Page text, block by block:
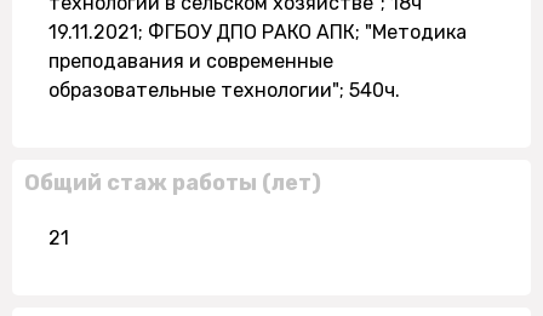
19.11.2021; ФГБОУ ДПО РАКО АПК; "Методика
преподавания и современные
образовательные технологии"; 540ч.
Общий стаж работы (лет)
21